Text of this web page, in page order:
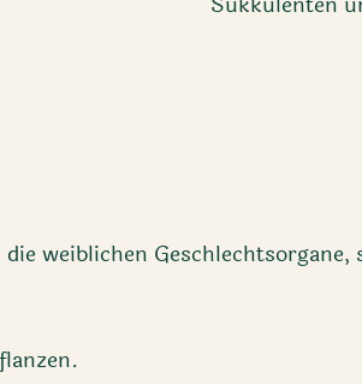
weiblichen